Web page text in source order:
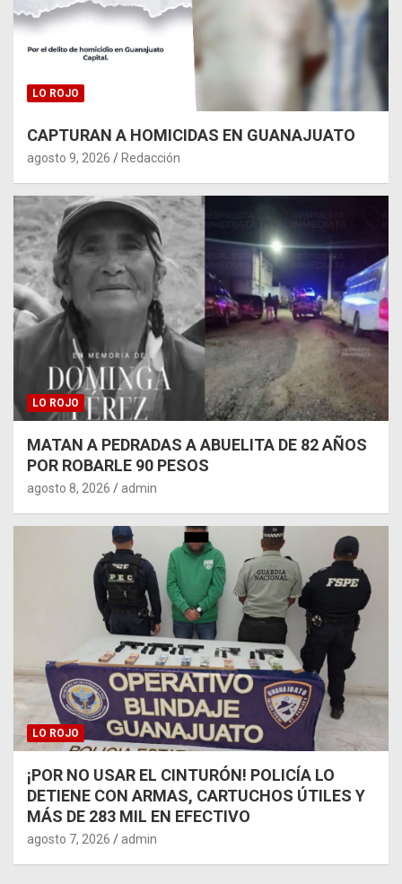
LO ROJO
CAPTURAN A HOMICIDAS EN GUANAJUATO
agosto 9, 2026 Redacción
LO ROJO
MATAN A PEDRADAS A ABUELITA DE 82 AÑOS
POR ROBARLE 90 PESOS
agosto 8, 2026 admin
LO ROJO
¡POR NO USAR EL CINTURÓN! POLICÍA LO
DETIENE CON ARMAS, CARTUCHOS ÚTILES Y
MÁS DE 283 MIL EN EFECTIVO
agosto 7, 2026 admin